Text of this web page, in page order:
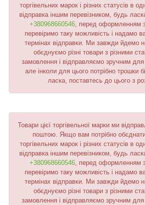
торгівельних марок і різних статусів в
відправка іншим перевізником, будь
+380968660546 , перед оформленням
перевіримо таку можливість і надамо
термінах відправки. Ми завжди йдемо на
обєднуємо різні товари з різними
замовлення і відправляємо зручним для
але інколи для цього потрібно трошки
ласка, поставтесь до цього з
Товари цієї торгівельної марки ми
поштою. Якщо вам потрібно обєднати
торгівельних марок і різних статусів в
відправка іншим перевізником, будь
+380968660546 , перед оформленням
перевіримо таку можливість і надамо
термінах відправки. Ми завжди йдемо на
обєднуємо різні товари з різними
замовлення і відправляємо зручним для